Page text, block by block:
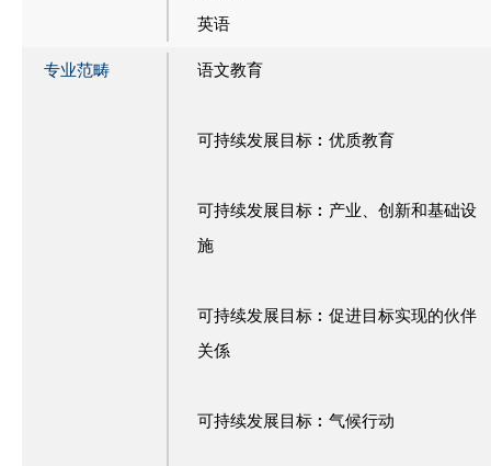
英语
专业范畴 语文教育
可持续发展目标︰优质教育
可持续发展目标︰产业、创新和基础设
施
可持续发展目标︰促进目标实现的伙伴
关係
可持续发展目标︰气候行动